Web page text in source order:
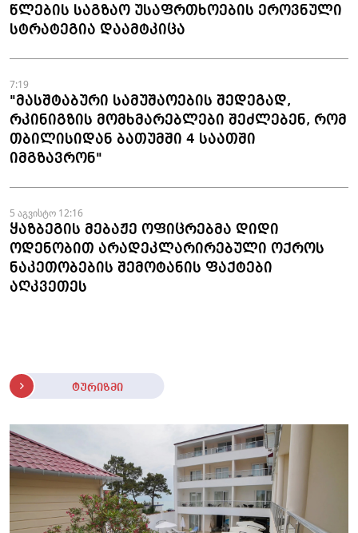
წლების საგზაო უსაფრთხოების ეროვნული
სტრატეგია დაამტკიცა
7:19
"მასშტაბური სამუშაოების შედეგად,
რკინიგზის მომხმარებლები შეძლებენ, რომ
თბილისიდან ბათუმში 4 საათში
იმგზავრონ"
5 აგვისტო 12:16
ყაზბეგის მებაჟე ოფიცრებმა დიდი
ოდენობით არადეკლარირებული ოქროს
ნაკეთობების შემოტანის ფაქტები
აღკვეთეს
ტურიზმი